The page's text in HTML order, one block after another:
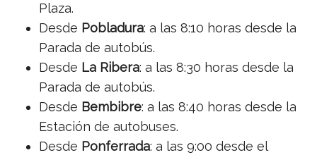
Plaza.
Desde Pobladura: a las 8:10 horas desde la
Parada de autobús.
Desde La Ribera: a las 8:30 horas desde la
Parada de autobús.
Desde Bembibre: a las 8:40 horas desde la
Estación de autobuses.
Desde Ponferrada: a las 9:00 desde el